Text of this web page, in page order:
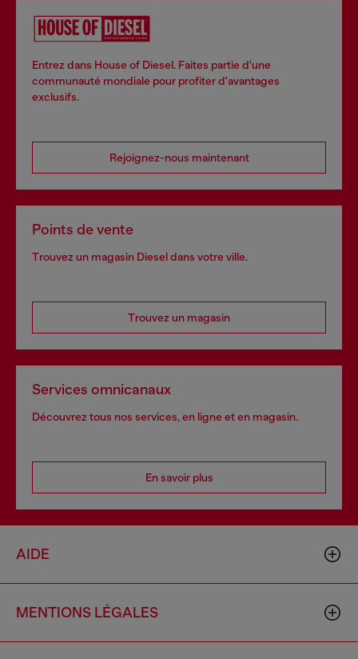
Entrez dans House of Diesel. Faites partie d'une
communauté mondiale pour profiter d'avantages
exclusifs.
Rejoignez-nous maintenant
Points de vente
Trouvez un magasin Diesel dans votre ville.
Trouvez un magasin
Services omnicanaux
Découvrez tous nos services, en ligne et en magasin.
En savoir plus
AIDE
MENTIONS LÉGALES